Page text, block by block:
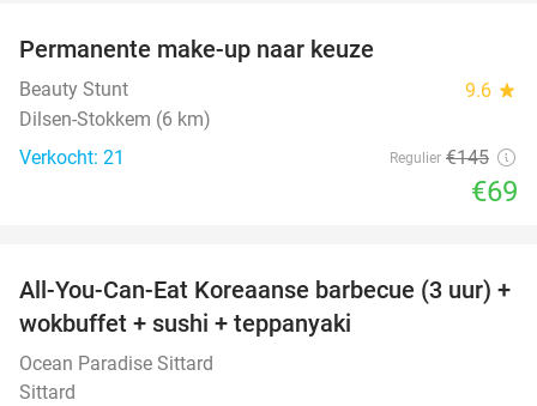
Permanente make-up naar keuze
Beauty Stunt 9.6 star
Dilsen-Stokkem (6 km)
Verkocht: 21
Regulier €145
€69
21%
All-You-Can-Eat Koreaanse barbecue (3 uur) +
wokbuffet + sushi + teppanyaki
Ocean Paradise Sittard
Sittard